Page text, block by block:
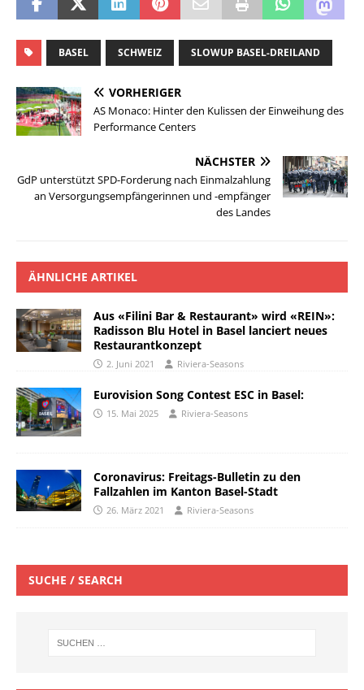
BASEL SCHWEIZ SLOWUP BASEL-DREILAND
VORHERIGER
AS Monaco: Hinter den Kulissen der Einweihung des
Performance Centers
NÄCHSTER
GdP unterstützt SPD-Forderung nach Einmalzahlung
an Versorgungsempfängerinnen und -empfänger
des Landes
ÄHNLICHE ARTIKEL
Aus «Filini Bar & Restaurant» wird «REIN»:
Radisson Blu Hotel in Basel lanciert neues
Restaurantkonzept
2. Juni 2021 Riviera-Seasons
Eurovision Song Contest ESC in Basel:
15. Mai 2025 Riviera-Seasons
Coronavirus: Freitags-Bulletin zu den
Fallzahlen im Kanton Basel-Stadt
26. März 2021 Riviera-Seasons
SUCHE / SEARCH